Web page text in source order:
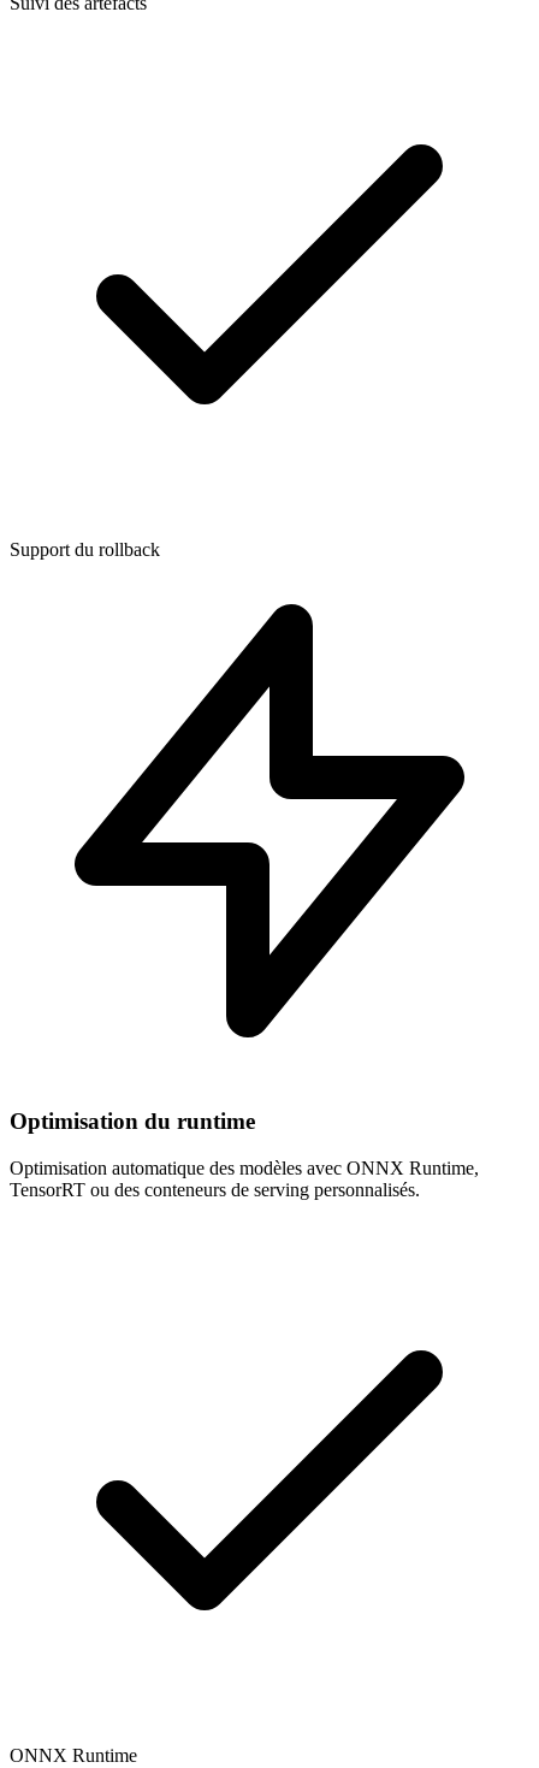
Support du rollback
Optimisation du runtime
Optimisation automatique des modèles avec ONNX Runtime,
TensorRT ou des conteneurs de serving personnalisés.
ONNX Runtime